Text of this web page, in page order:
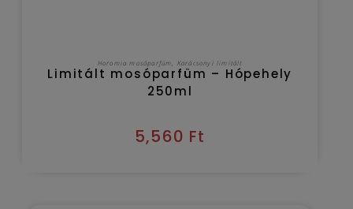
KOSÁRBA TESZEM
Horomia mosóparfüm, Karácsonyi limitált
Limitált mosóparfüm – Hópehely
250ml
5,560 Ft